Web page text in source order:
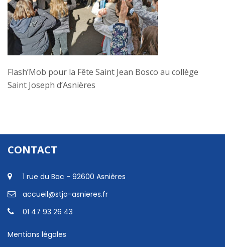
Flash’Mob pour la Fête Saint Jean Bosco au collège
Saint Joseph d’Asnières
CONTACT
1 rue du Bac - 92600 Asnières
accueil@stjo-asnieres.fr
01 47 93 26 43
Mentions légales